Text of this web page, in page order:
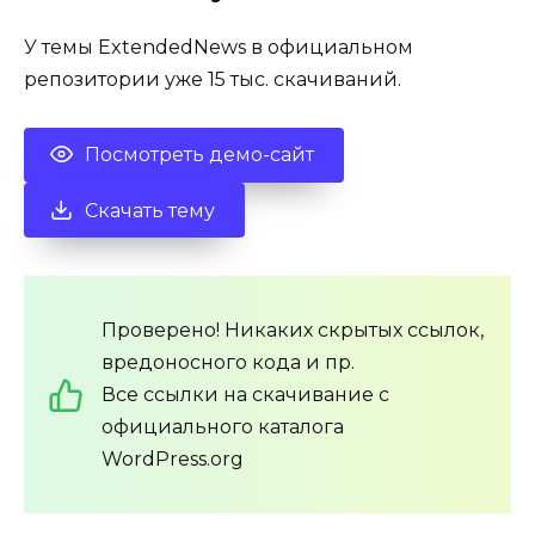
У темы ExtendedNews в официальном
репозитории уже 15 тыс. скачиваний.
Посмотреть демо-сайт
Скачать тему
Проверено! Никаких скрытых ссылок,
вредоносного кода и пр.
Все ссылки на скачивание с
официального каталога
WordPress.org